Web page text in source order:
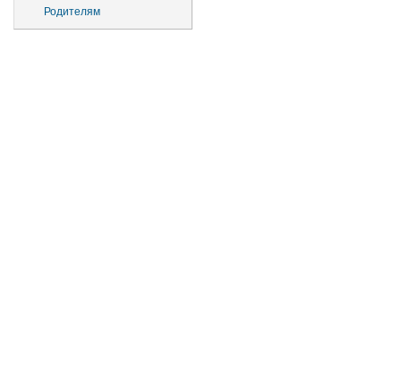
Родителям